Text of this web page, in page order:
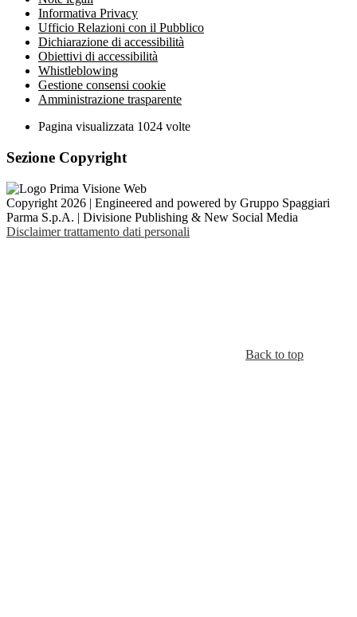
Informativa Privacy
Ufficio Relazioni con il Pubblico
Dichiarazione di accessibilità
Obiettivi di accessibilità
Whistleblowing
Gestione consensi cookie
Amministrazione trasparente
Pagina visualizzata 1024 volte
Sezione Copyright
Copyright 2026 | Engineered and powered by Gruppo Spaggiari
Parma S.p.A. | Divisione Publishing & New Social Media
Disclaimer trattamento dati personali
Back to top